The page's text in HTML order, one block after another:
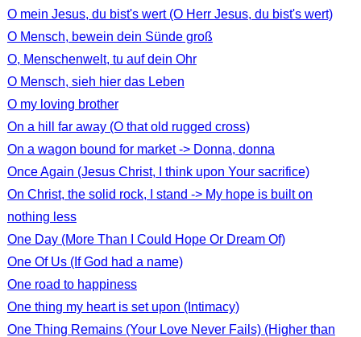
O mein Jesus, du bist's wert (O Herr Jesus, du bist's wert)
O Mensch, bewein dein Sünde groß
O, Menschenwelt, tu auf dein Ohr
O Mensch, sieh hier das Leben
O my loving brother
On a hill far away (O that old rugged cross)
On a wagon bound for market -> Donna, donna
Once Again (Jesus Christ, I think upon Your sacrifice)
On Christ, the solid rock, I stand -> My hope is built on
nothing less
One Day (More Than I Could Hope Or Dream Of)
One Of Us (If God had a name)
One road to happiness
One thing my heart is set upon (Intimacy)
One Thing Remains (Your Love Never Fails) (Higher than